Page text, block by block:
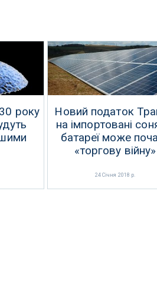
року
Новий податок
на імпортовані
батареї може
«торгову війну»
24 Січня 2018 р.